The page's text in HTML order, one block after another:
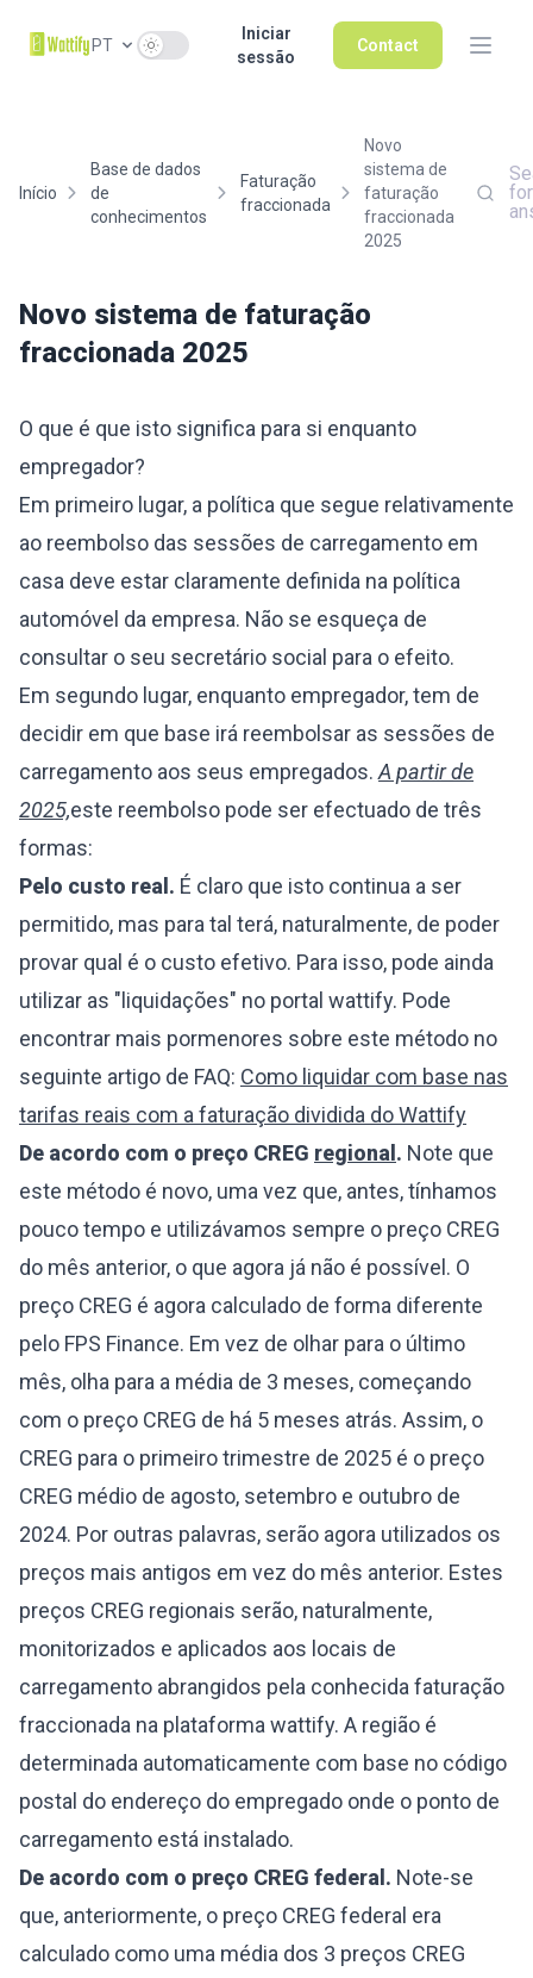
PT Use setting
Iniciar
sessão
Contact
Início
Base de dados
de
conhecimentos
Faturação
fraccionada
Novo
sistema de
faturação
fraccionada
2025
for
Novo sistema de faturação
fraccionada 2025
O que é que isto significa para si enquanto
empregador?
Em primeiro lugar, a política que segue relativamente
ao reembolso das sessões de carregamento em
casa deve estar claramente definida na política
automóvel da empresa. Não se esqueça de
consultar o seu secretário social para o efeito.
Em segundo lugar, enquanto empregador, tem de
decidir em que base irá reembolsar as sessões de
carregamento aos seus empregados. A partir de
2025,este reembolso pode ser efectuado de três
formas:
Pelo custo real. É claro que isto continua a ser
permitido, mas para tal terá, naturalmente, de poder
provar qual é o custo efetivo. Para isso, pode ainda
utilizar as "liquidações" no portal wattify. Pode
encontrar mais pormenores sobre este método no
seguinte artigo de FAQ: Como liquidar com base nas
tarifas reais com a faturação dividida do Wattify
De acordo com o preço CREG regional . Note que
este método é novo, uma vez que, antes, tínhamos
pouco tempo e utilizávamos sempre o preço CREG
do mês anterior, o que agora já não é possível. O
preço CREG é agora calculado de forma diferente
pelo FPS Finance. Em vez de olhar para o último
mês, olha para a média de 3 meses, começando
com o preço CREG de há 5 meses atrás. Assim, o
CREG para o primeiro trimestre de 2025 é o preço
CREG médio de agosto, setembro e outubro de
2024. Por outras palavras, serão agora utilizados os
preços mais antigos em vez do mês anterior. Estes
preços CREG regionais serão, naturalmente,
monitorizados e aplicados aos locais de
carregamento abrangidos pela conhecida faturação
fraccionada na plataforma wattify. A região é
determinada automaticamente com base no código
postal do endereço do empregado onde o ponto de
carregamento está instalado.
De acordo com o preço CREG federal. Note-se
que, anteriormente, o preço CREG federal era
calculado como uma média dos 3 preços CREG